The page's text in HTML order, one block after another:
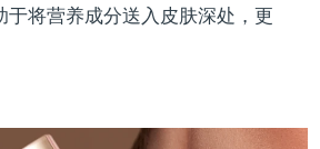
于将营养成分送入皮肤深处，更
那 预计送达日期8/13/26
预计送达日期8/10/26